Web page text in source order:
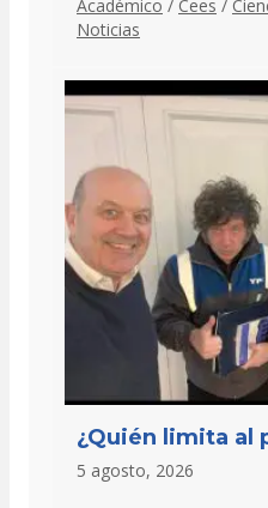
Académico / Cees /
Noticias
¿Quién limita al
5 agosto, 2026